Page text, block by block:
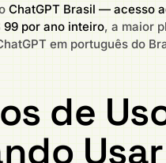
ChatGPT Brasil — acesso
99 por ano inteiro, a maior
em português do
de